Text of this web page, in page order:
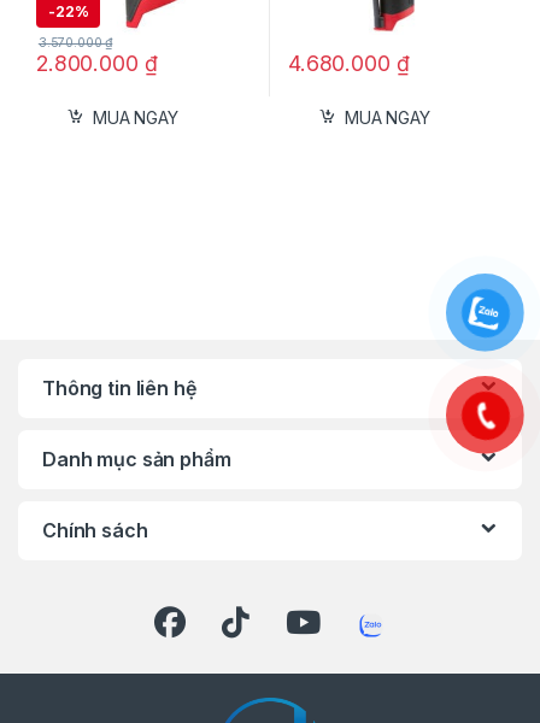
trong không gian hẹp
Đèn LED chiếu sáng hỗ trợ làm việc trong
Dòng pin: 12V Max (kèm 2 pin + sạc nhanh)
Loại động cơ: Brushless – Không chổi than
Lực siết tối đa: 100 Nm
Tốc độ không tải: 0 – 2,400 vòng/phút
Tốc độ đập: 0 – 3,000 lần/phút
Ứng Dụng Sản Phẩm
Lắp đặt nội thất, thiết bị cơ khí nhẹ
-22%
2.800.000 ₫
3.570.000₫
MUA NGAY
4.680.000 ₫
MUA NGAY
Thông tin liên hệ
Danh mục sản phẩm
Chính sách